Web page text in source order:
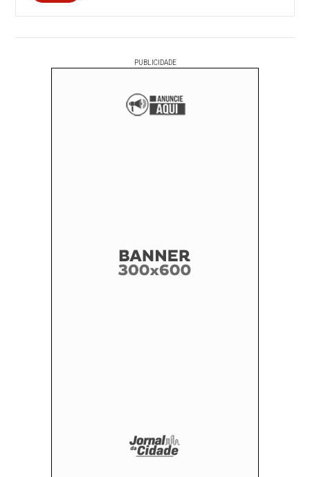
PUBLICIDADE